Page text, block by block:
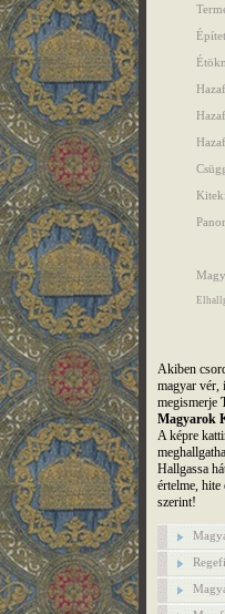
Akiben
magyar vér,
megismerje
Magyarok
A képre
Hallgassa
értelme, hite
szerint!